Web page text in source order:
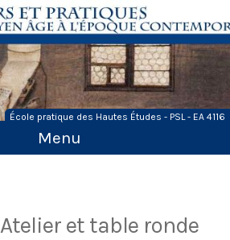
École pratique des Hautes Études - PSL - EA 4116
Menu
Atelier et table ronde